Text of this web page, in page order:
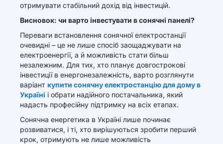
отримувати стабільний дохід від інвестицій.
Висновок: чи варто інвестувати в сонячні панелі?
Переваги встановлення сонячної електростанції
очевидні – це не лише спосіб заощаджувати на
електроенергії, а й можливість стати більш
незалежним. Для тих, хто планує довгострокові
інвестиції в енергонезалежність, варто розглянути
варіант купити сонячну електростанцію для дому в
Україні і обрати надійного постачальника, який
надасть професійну підтримку на всіх етапах.
Сонячна енергетика в Україні лише починає
розвиватися, і ті, хто вирішуються зробити перший
крок, отримують не лише можливість